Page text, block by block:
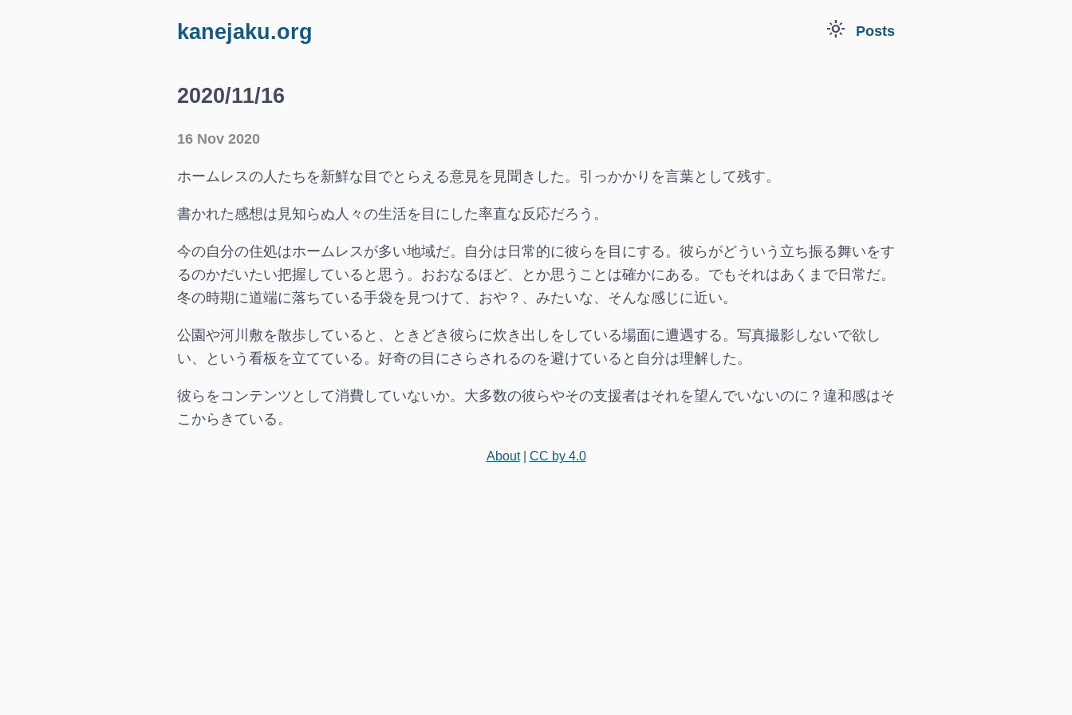
kanejaku.org light_mode Posts
2020/11/16
16 Nov 2020
ホームレスの人たちを新鮮な目でとらえる意見を見聞きした。引っかかりを言葉として残す。
書かれた感想は見知らぬ人々の生活を目にした率直な反応だろう。
今の自分の住処はホームレスが多い地域だ。自分は日常的に彼らを目にする。彼らがどういう立ち振る舞いをす
るのかだいたい把握していると思う。おおなるほど、とか思うことは確かにある。でもそれはあくまで日常だ。
冬の時期に道端に落ちている手袋を見つけて、おや？、みたいな、そんな感じに近い。
公園や河川敷を散歩していると、ときどき彼らに炊き出しをしている場面に遭遇する。写真撮影しないで欲し
い、という看板を立てている。好奇の目にさらされるのを避けていると自分は理解した。
彼らをコンテンツとして消費していないか。大多数の彼らやその支援者はそれを望んでいないのに？違和感はそ
こからきている。
About| CC by 4.0